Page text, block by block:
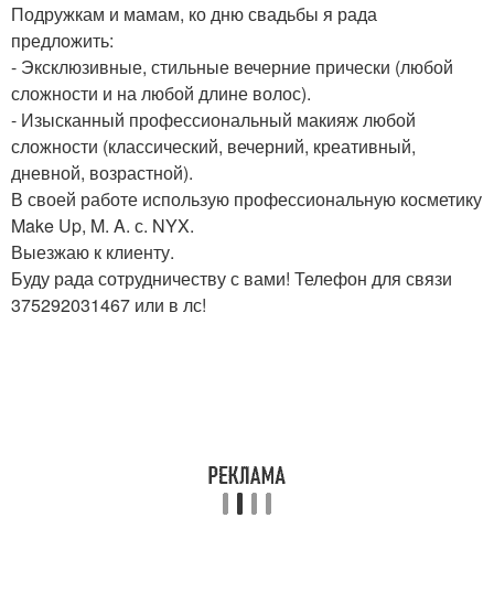
Подружкам и мамам, ко дню свадьбы я рада
предложить:
- Эксклюзивные, стильные вечерние прически (любой
сложности и на любой длине волос).
- Изысканный профессиональный макияж любой
сложности (классический, вечерний, креативный,
дневной, возрастной).
В своей работе использую профессиональную косметику
Make Up, M. A. с. NYX.
Выезжаю к клиенту.
Буду рада сотрудничеству с вами! Телефон для связи
375292031467 или в лс!